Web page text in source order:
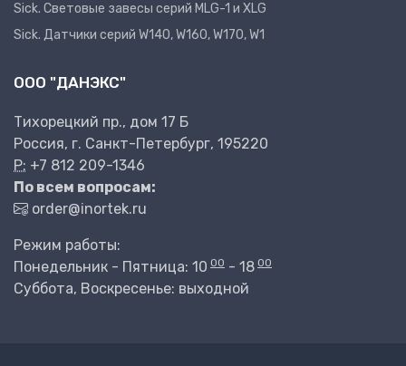
Sick. Световые завесы серий MLG-1 и XLG
Sick. Датчики серий W140, W160, W170, W1
ООО "ДАНЭКС"
Тихорецкий пр., дом 17 Б
Россия, г. Санкт-Петербург, 195220
P: +7 812 209-1346
По всем вопросам:
order@inortek.ru
Режим работы:
Понедельник - Пятница: 10 00 - 18 00
Суббота, Воскресенье: выходной